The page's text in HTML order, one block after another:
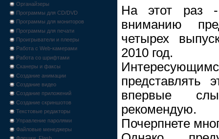
Органайзеры
Программы для CD/DVD
Программы для мониторов
Программы для печати
Проигрыватели и плееры
Работа с Web-камерами
Работа со шрифтами
Сканеры и факсы
Создание анимации
Создание видео
Создание приложений
Создание скриншотов
Текстовые редакторы
Управление паролями
Файловые менеджеры
На этот раз -
вниманию
четырех
2010 год.
представлять
впервые
рекомендую.
Почерпнете